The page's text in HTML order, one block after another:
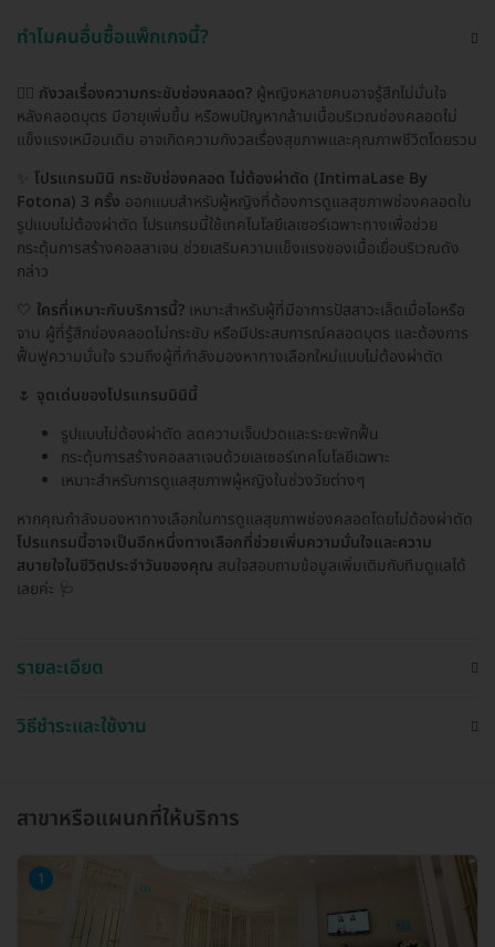
ทำไมคนอื่นซื้อแพ็กเกจนี้?
👩‍⚕️ กังวลเรื่องความกระชับช่องคลอด? ผู้หญิงหลายคนอาจรู้สึกไม่มั่นใจ
หลังคลอดบุตร มีอายุเพิ่มขึ้น หรือพบปัญหากล้ามเนื้อบริเวณช่องคลอดไม่
แข็งแรงเหมือนเดิม อาจเกิดความกังวลเรื่องสุขภาพและคุณภาพชีวิตโดยรวม
โปรแกรมมินิ กระชับช่องคลอด ไม่ต้องผ่าตัด (IntimaLase By
Fotona) 3 ครั้ง ออกแบบสำหรับผู้หญิงที่ต้องการดูแลสุขภาพช่องคลอดใน
รูปแบบไม่ต้องผ่าตัด โปรแกรมนี้ใช้เทคโนโลยีเลเซอร์เฉพาะทางเพื่อช่วย
กระตุ้นการสร้างคอลลาเจน ช่วยเสริมความแข็งแรงของเนื้อเยื่อบริเวณดัง
กล่าว
🤍 ใครที่เหมาะกับบริการนี้? เหมาะสำหรับผู้ที่มีอาการปัสสาวะเล็ดเมื่อไอหรือ
จาม ผู้ที่รู้สึกช่องคลอดไม่กระชับ หรือมีประสบการณ์คลอดบุตร และต้องการ
ฟื้นฟูความมั่นใจ รวมถึงผู้ที่กำลังมองหาทางเลือกใหม่แบบไม่ต้องผ่าตัด
🌷 จุดเด่นของโปรแกรมมินินี้
รูปแบบไม่ต้องผ่าตัด ลดความเจ็บปวดและระยะพักฟื้น
กระตุ้นการสร้างคอลลาเจนด้วยเลเซอร์เทคโนโลยีเฉพาะ
เหมาะสำหรับการดูแลสุขภาพผู้หญิงในช่วงวัยต่างๆ
หากคุณกำลังมองหาทางเลือกในการดูแลสุขภาพช่องคลอดโดยไม่ต้องผ่าตัด
โปรแกรมนี้อาจเป็นอีกหนึ่งทางเลือกที่ช่วยเพิ่มความมั่นใจและความ
สบายใจในชีวิตประจำวันของคุณ สนใจสอบถามข้อมูลเพิ่มเติมกับทีมดูแลได้
เลยค่ะ 🩺
รายละเอียด
วิธีชำระและใช้งาน
สาขาหรือแผนกที่ให้บริการ
1